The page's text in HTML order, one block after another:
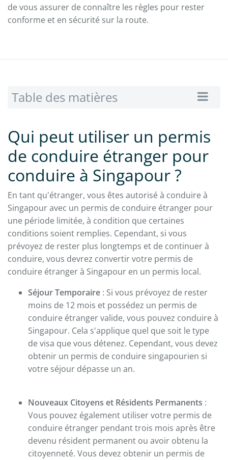
de vous assurer de connaître les règles pour rester
conforme et en sécurité sur la route.
Table des matières
Qui peut utiliser un permis
de conduire étranger pour
conduire à Singapour ?
En tant qu'étranger, vous êtes autorisé à conduire à
Singapour avec un permis de conduire étranger pour
une période limitée, à condition que certaines
conditions soient remplies. Cependant, si vous
prévoyez de rester plus longtemps et de continuer à
conduire, vous devrez convertir votre permis de
conduire étranger à Singapour en un permis local.
Séjour Temporaire : Si vous prévoyez de rester
moins de 12 mois et possédez un permis de
conduire étranger valide, vous pouvez conduire à
Singapour. Cela s'applique quel que soit le type
de visa que vous détenez. Cependant, vous devez
obtenir un permis de conduire singapourien si
votre séjour dépasse un an.
Nouveaux Citoyens et Résidents Permanents :
Vous pouvez également utiliser votre permis de
conduire étranger pendant trois mois après être
devenu résident permanent ou avoir obtenu la
citoyenneté. Vous devez obtenir un permis de